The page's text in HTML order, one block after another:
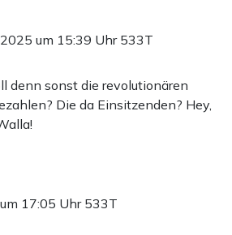
um 15:39 Uhr 533T
denn sonst die revolutionären
Die da Einsitzenden? Hey,
17:05 Uhr 533T